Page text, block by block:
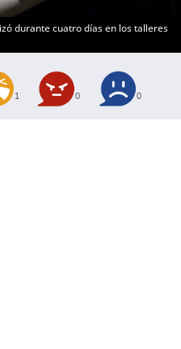
durante cuatro días en los talleres
1 0 0